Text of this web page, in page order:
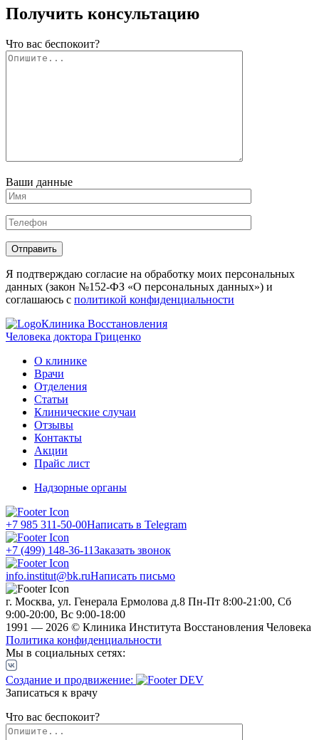
Получить консультацию
Что вас беспокоит?
Ваши данные
Отправить
Я подтверждаю согласие на обработку моих персональных
данных (закон №152-ФЗ «О персональных данных») и
соглашаюсь с политикой конфиденциальности
Клиника Восстановления
Человека доктора Гриценко
О клинике
Врачи
Отделения
Статьи
Клинические случаи
Отзывы
Контакты
Акции
Прайс лист
Надзорные органы
+7 985 311-50-00Написать в Telegram
+7 (499) 148-36-11Заказать звонок
info.institut@bk.ruНаписать письмо
г. Москва, ул. Генерала Ермолова д.8 Пн-Пт 8:00-21:00, Сб
9:00-20:00, Вс 9:00-18:00
1991 — 2026 © Клиника Института Восстановления Человека
Политика конфиденциальности
Мы в социальных сетях:
Создание и продвижение:
Записаться к врачу
Что вас беспокоит?